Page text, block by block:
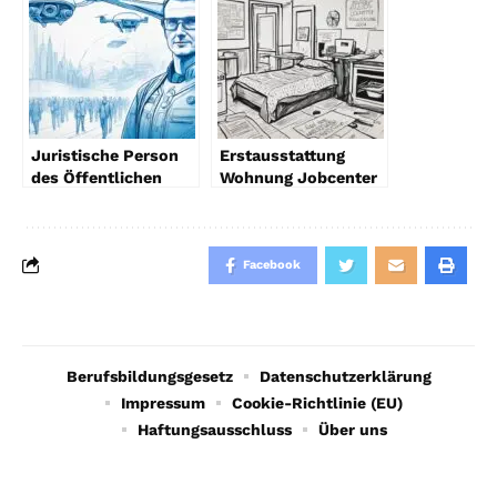
Juristische Person
des Öffentlichen
Erstausstattung
Wohnung Jobcenter
Facebook
Berufsbildungsgesetz
Datenschutzerklärung
Impressum
Cookie-Richtlinie (EU)
Haftungsausschluss
Über uns